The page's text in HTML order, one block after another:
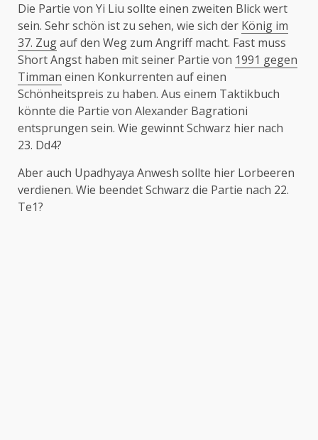
Die Partie von Yi Liu sollte einen zweiten Blick wert
sein. Sehr schön ist zu sehen, wie sich der König im
37. Zugauf den Weg zum Angriff macht. Fast muss
Short Angst haben mit seiner Partie von 1991 gegen
Timman einen Konkurrenten auf einen
Schönheitspreis zu haben. Aus einem Taktikbuch
könnte die Partie von Alexander Bagrationi
entsprungen sein. Wie gewinnt Schwarz hier nach
23. Dd4?
Aber auch Upadhyaya Anwesh sollte hier Lorbeeren
verdienen. Wie beendet Schwarz die Partie nach 22.
Te1?